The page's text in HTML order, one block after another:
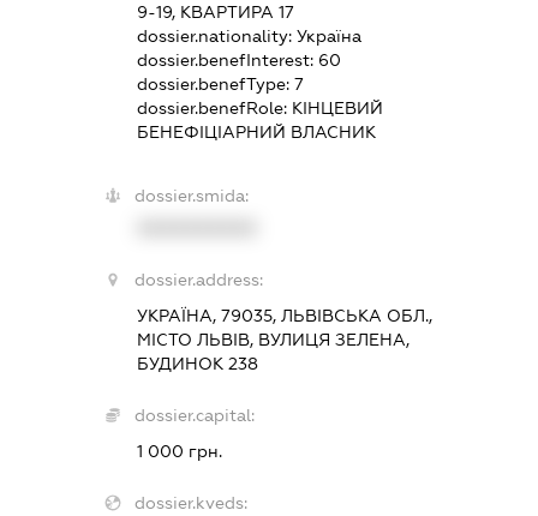
9-19, КВАРТИРА 17
dossier.nationality:Україна
dossier.benefInterest: 60
dossier.benefType:7
dossier.benefRole: КІНЦЕВИЙ
БЕНЕФІЦІАРНИЙ ВЛАСНИК
dossier.smida:
dossier.address:
УКРАЇНА, 79035, ЛЬВІВСЬКА ОБЛ.,
МІСТО ЛЬВІВ, ВУЛИЦЯ ЗЕЛЕНА,
БУДИНОК 238
dossier.capital:
1 000 грн.
dossier.kveds: